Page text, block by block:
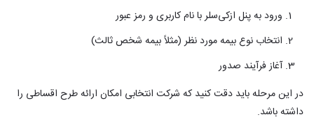
ورود به پنل ازکی‌سلر با نام کاربری و رمز عبور
انتخاب نوع بیمه مورد نظر (مثلاً بیمه شخص ثالث)
آغاز فرآیند صدور
در این مرحله باید دقت کنید که شرکت انتخابی امکان ارائه طرح اقساطی را
داشته باشد.